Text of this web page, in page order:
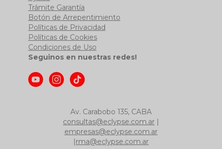
Trámite Garantía
Botón de Arrepentimiento
Políticas de Privacidad
Políticas de Cookies
Condiciones de Uso
Seguinos en nuestras redes!
Av. Carabobo 135, CABA
consultas@eclypse.com.ar
empresas@eclypse.com.ar
rma@eclypse.com.ar